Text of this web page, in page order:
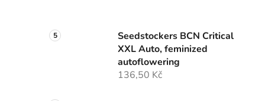
Seedstockers BCN Critical
XXL Auto, feminized
autoflowering
136,50 Kč